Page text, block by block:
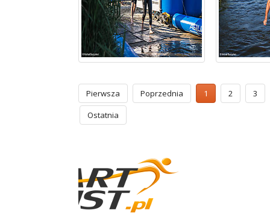
Pierwsza Poprzednia 1 2
3
Ostatnia